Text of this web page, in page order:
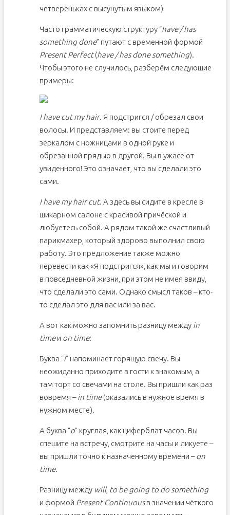
четвереньках с высунутым языком)
Часто грамматическую структуру “have / has
something done” путают с временной формой
Present Perfect(have / has done something).
Чтобы этого не случилось, разберём следующие
примеры:
I have cut my hair. Я подстригся / обрезал свои
волосы. И представляем: вы стоите перед
зеркалом с ножницами в одной руке и
обрезанной прядью в другой. Вы в ужасе от
увиденного! Это означает, что вы сделали это
сами.
I have my hair cut. А здесь вы сидите в кресле в
шикарном салоне с красивой причёской и
любуетесь собой. А рядом такой же счастливый
парикмахер, который здорово выполнил свою
работу. Это предложение также можно
перевести как «Я подстригся», как мы и говорим
в повседневной жизни, при этом не имея ввиду,
что сделали это сами. Однако смысл таков – кто-
то сделал это для вас или за вас.
А вот как можно запомнить разницу между in
timeи on time:
Буква “i” напоминает горящую свечу. Вы
неожиданно приходите в гости к знакомым, а
там торт со свечами на столе. Вы пришли как раз
вовремя –in time(оказались в нужное время в
нужном месте).
А буква “o” круглая, как циферблат часов. Вы
спешите на встречу, смотрите на часы и ликуете –
вы пришли точно к назначенному времени –on
time.
Разницу между will, to be going to do something
и формой Present Continuousв значении чёткого